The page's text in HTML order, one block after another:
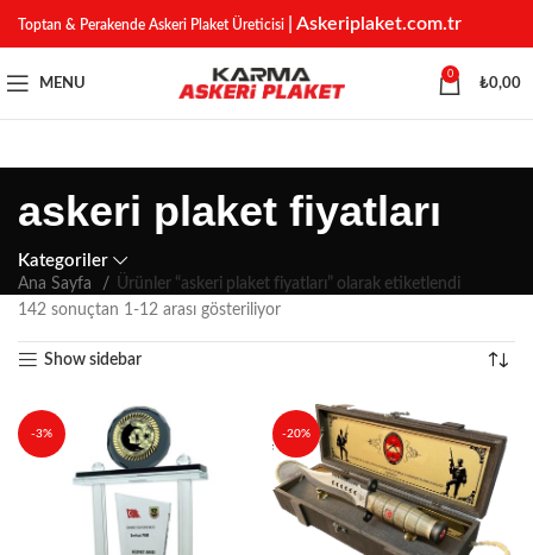
Toptan & Perakende Askeri Plaket Üreticisi | Askeriplaket.com.tr
MENU
0
₺0,00
askeri plaket fiyatları
Kategoriler
Ana Sayfa
Ürünler “askeri plaket fiyatları” olarak etiketlendi
142 sonuçtan 1-12 arası gösteriliyor
Show sidebar
-3% -20%